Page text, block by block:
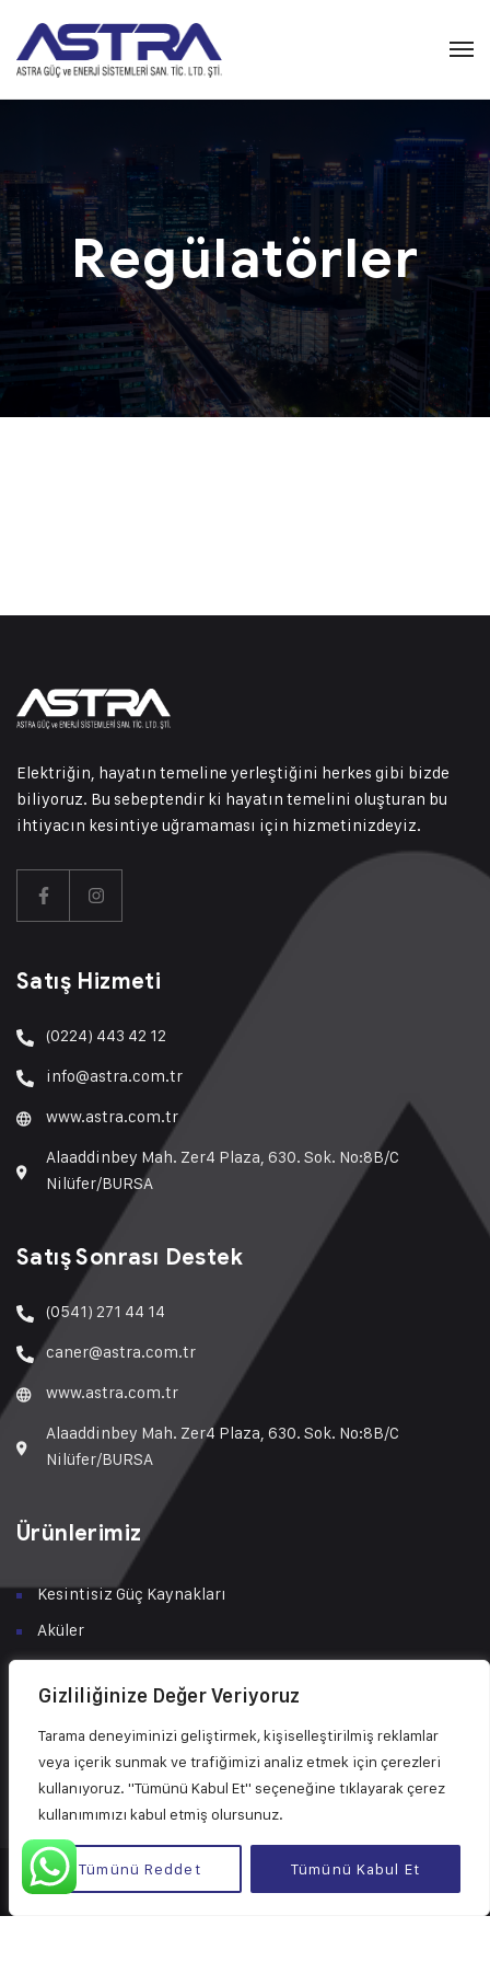
Gizliliğinize Değer Veriyoruz
Tarama deneyiminizi geliştirmek, kişiselleştirilmiş reklamlar
veya içerik sunmak ve trafiğimizi analiz etmek için çerezleri
kullanıyoruz. "Tümünü Kabul Et" seçeneğine tıklayarak çerez
kullanımımızı kabul etmiş olursunuz.
Tümünü Reddet Tümünü Kabul Et
Regülatörler
Elektriğin, hayatın temeline yerleştiğini herkes gibi bizde
biliyoruz. Bu sebeptendir ki hayatın temelini oluşturan bu
ihtiyacın kesintiye uğramaması için hizmetinizdeyiz.
Satış Hizmeti
(0224) 443 42 12
info@astra.com.tr
www.astra.com.tr
Alaaddinbey Mah. Zer4 Plaza, 630. Sok. No:8B/C
Nilüfer/BURSA
Satış Sonrası Destek
(0541) 271 44 14
caner@astra.com.tr
www.astra.com.tr
Alaaddinbey Mah. Zer4 Plaza, 630. Sok. No:8B/C
Nilüfer/BURSA
Ürünlerimiz
Kesintisiz Güç Kaynakları
Aküler
Tüketici Çözümleri
Şarj İstasyonları
Solar Enerji Çözümleri
Bakım & Servis
© 2024 Tüm Hakları Astra Güç ve Enerji Sistemleri San. Tic. Ltd.